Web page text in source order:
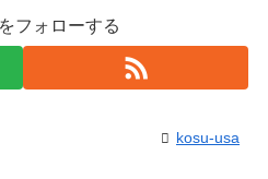
フォローする
kosu-usa